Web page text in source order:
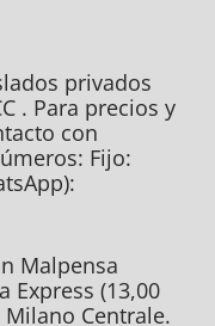
privados
. Para precios y
con
Fijo:
Malpensa
Express (13,00
Centrale.